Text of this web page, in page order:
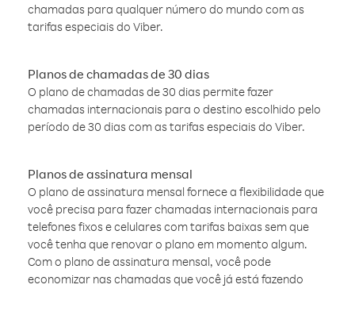
chamadas para qualquer número do mundo com as
tarifas especiais do Viber.
Planos de chamadas de 30 dias
O plano de chamadas de 30 dias permite fazer
chamadas internacionais para o destino escolhido pelo
período de 30 dias com as tarifas especiais do Viber.
Planos de assinatura mensal
O plano de assinatura mensal fornece a flexibilidade que
você precisa para fazer chamadas internacionais para
telefones fixos e celulares com tarifas baixas sem que
você tenha que renovar o plano em momento algum.
Com o plano de assinatura mensal, você pode
economizar nas chamadas que você já está fazendo